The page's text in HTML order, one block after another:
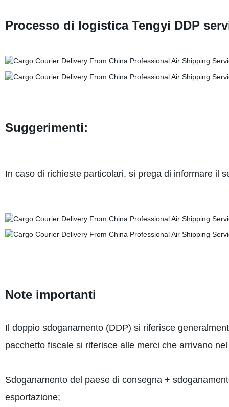
Processo di logistica Tengyi DDP
Suggerimenti:
In caso di richieste particolari, si prega di informare il
Note importanti
Il doppio sdoganamento (DDP) si riferisce
pacchetto fiscale si riferisce alle merci che arrivano
Sdoganamento del paese di consegna +
esportazione;